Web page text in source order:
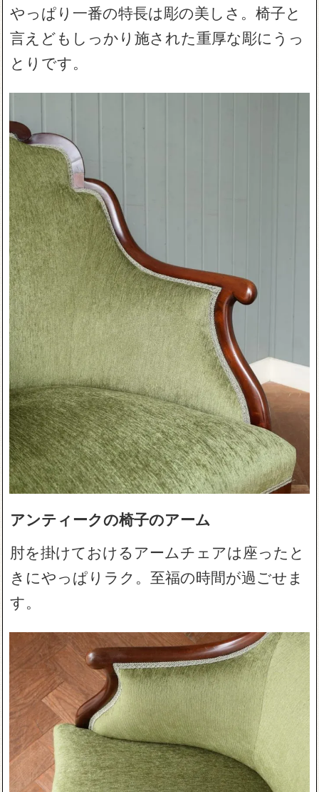
やっぱり一番の特長は彫の美しさ。椅子と
言えどもしっかり施された重厚な彫にうっ
とりです。
アンティークの椅子のアーム
肘を掛けておけるアームチェアは座ったと
きにやっぱりラク。至福の時間が過ごせま
す。